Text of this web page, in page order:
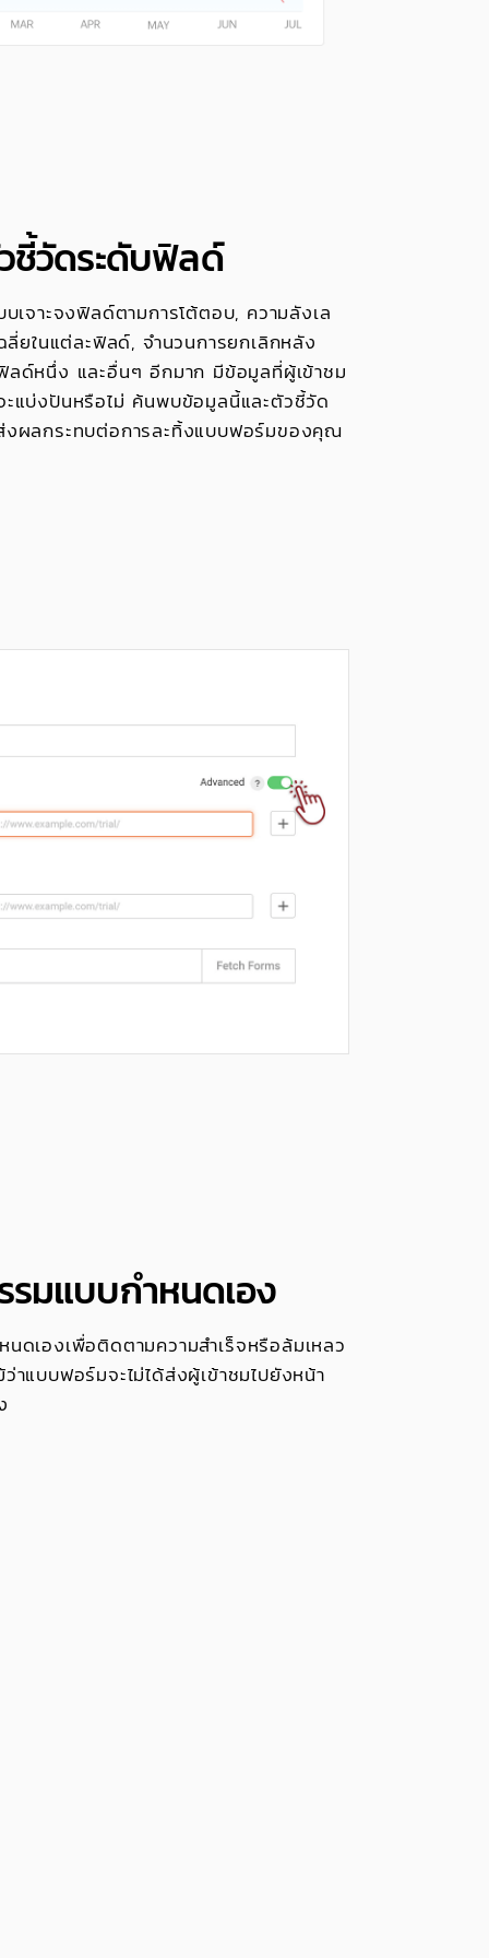
ชี้วัดระดับฟิลด์
บเจาะจงฟิลด์ตามการโต้ตอบ, ความลังเล
ลี่ยในแต่ละฟิลด์, จำนวนการยกเลิกหลัง
ด์หนึ่ง และอื่นๆ อีกมาก มีข้อมูลที่ผู้เข้าชม
แบ่งปันหรือไม่ ค้นพบข้อมูลนี้และตัวชี้วัด
ผลกระทบต่อการละทิ้งแบบฟอร์มของคุณ
รมแบบกำหนดเอง
นดเองเพื่อติดตามความสำเร็จหรือล้มเหลว
แบบฟอร์มจะไม่ได้ส่งผู้เข้าชมไปยังหน้า